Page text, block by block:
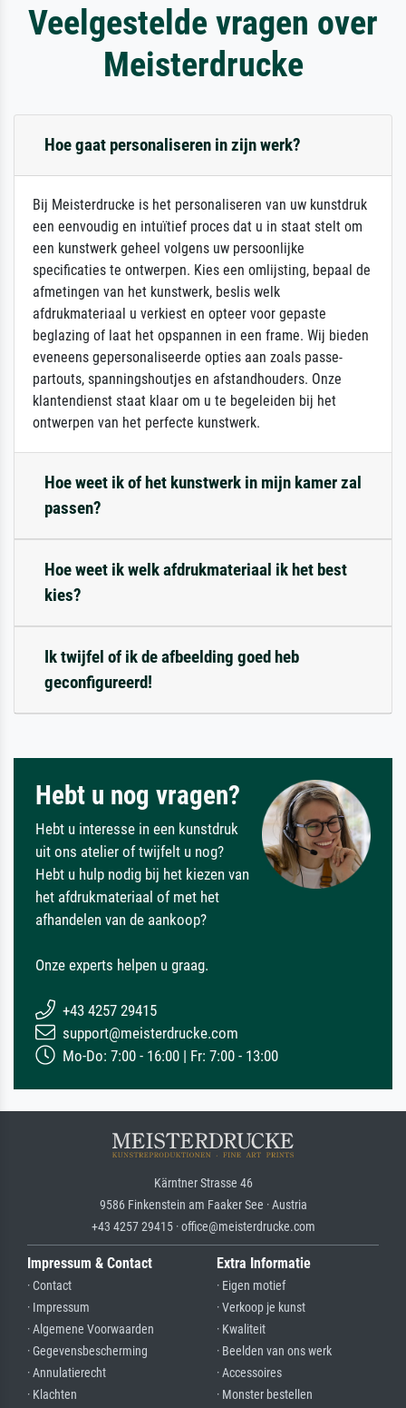
Veelgestelde vragen over
Meisterdrucke
Hoe gaat personaliseren in zijn werk?
Bij Meisterdrucke is het personaliseren van uw kunstdruk
een eenvoudig en intuïtief proces dat u in staat stelt om
een kunstwerk geheel volgens uw persoonlijke
specificaties te ontwerpen. Kies een omlijsting, bepaal de
afmetingen van het kunstwerk, beslis welk
afdrukmateriaal u verkiest en opteer voor gepaste
beglazing of laat het opspannen in een frame. Wij bieden
eveneens gepersonaliseerde opties aan zoals passe-
partouts, spanningshoutjes en afstandhouders. Onze
klantendienst staat klaar om u te begeleiden bij het
ontwerpen van het perfecte kunstwerk.
Hoe weet ik of het kunstwerk in mijn kamer zal
passen?
Hoe weet ik welk afdrukmateriaal ik het best
kies?
Ik twijfel of ik de afbeelding goed heb
geconfigureerd!
Hebt u nog vragen?
Hebt u interesse in een kunstdruk
uit ons atelier of twijfelt u nog?
Hebt u hulp nodig bij het kiezen van
het afdrukmateriaal of met het
afhandelen van de aankoop?
Onze experts helpen u graag.
+43 4257 29415
support@meisterdrucke.com
Mo-Do: 7:00 - 16:00 | Fr: 7:00 - 13:00
Kärntner Strasse 46
9586 Finkenstein am Faaker See · Austria
+43 4257 29415 · office@meisterdrucke.com
Impressum & Contact
· Contact
· Impressum
· Algemene Voorwaarden
· Gegevensbescherming
· Annulatierecht
· Klachten
Extra Informatie
· Eigen motief
· Verkoop je kunst
· Kwaliteit
· Beelden van ons werk
· Accessoires
· Monster bestellen